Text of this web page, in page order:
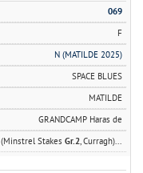
069
F
N (MATILDE 2025)
SPACE BLUES
MATILDE
GRANDCAMP Haras de
(Minstrel StakesGr.2 , Curragh)...